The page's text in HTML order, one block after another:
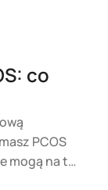
Supplement_
co
PCOS
mogą na to
nic